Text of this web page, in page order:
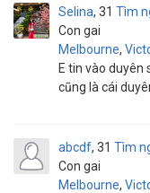
Selina
Con gai
31
Melbourne,
Tìm
E tin vào duyên
cũng là cái
abcdf
Con gai
31
Melbourne,
Tìm